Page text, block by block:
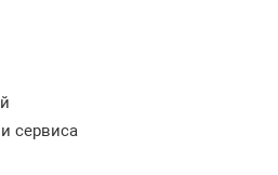
сервиса